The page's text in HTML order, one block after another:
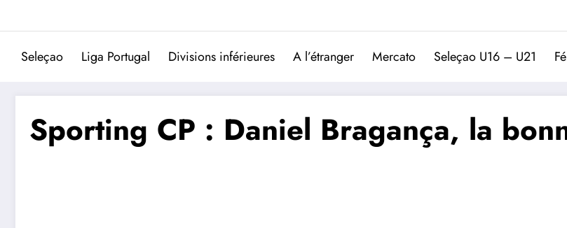
Trivela
L'actualité du
Seleçao Liga Portugal Divisions inférieures A l’étranger Mercato Seleçao U16 – U21
Sporting CP : Daniel Bragança, la